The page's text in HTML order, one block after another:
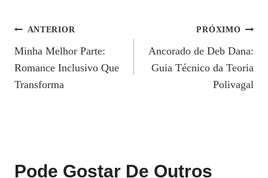
Navegação
De
Post
ANTERIOR
Minha Melhor Parte:
Romance Inclusivo Que
Transforma
PRÓXIMO
Ancorado de Deb Dana:
Guia Técnico da Teoria
Polivagal
Pode Gostar De Outros